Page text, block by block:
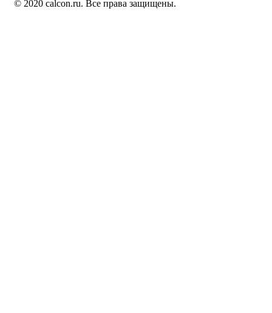
© 2020 calcon.ru. Все права защищены.